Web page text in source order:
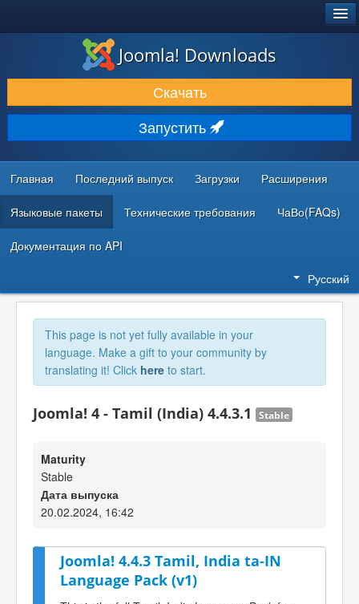
ЗАГРУЗКИ И РАСШИРЕНИЯ
ДОКУМЕНТАЦИЯ И ОБУЧЕНИЕ
СООБЩЕСТВО И ПОДДЕРЖКА
РЕСУРСЫ ДЛЯ РАЗРАБОТЧИКОВ
Joomla! Downloads
Скачать
Запустить
Главная Последний выпуск Загрузки Расширения
Языковые пакеты Технические требования ЧаВо(FAQs)
Документация по API
Русский
This page is not yet fully available in your
language. Make a gift to your community by
translating it! Click here to start.
Joomla! 4 - Tamil (India) 4.4.3.1 Stable
Maturity
Stable
Дата выпуска
20.02.2024, 16:42
Joomla! 4.4.3 Tamil, India ta-IN
Language Pack (v1)